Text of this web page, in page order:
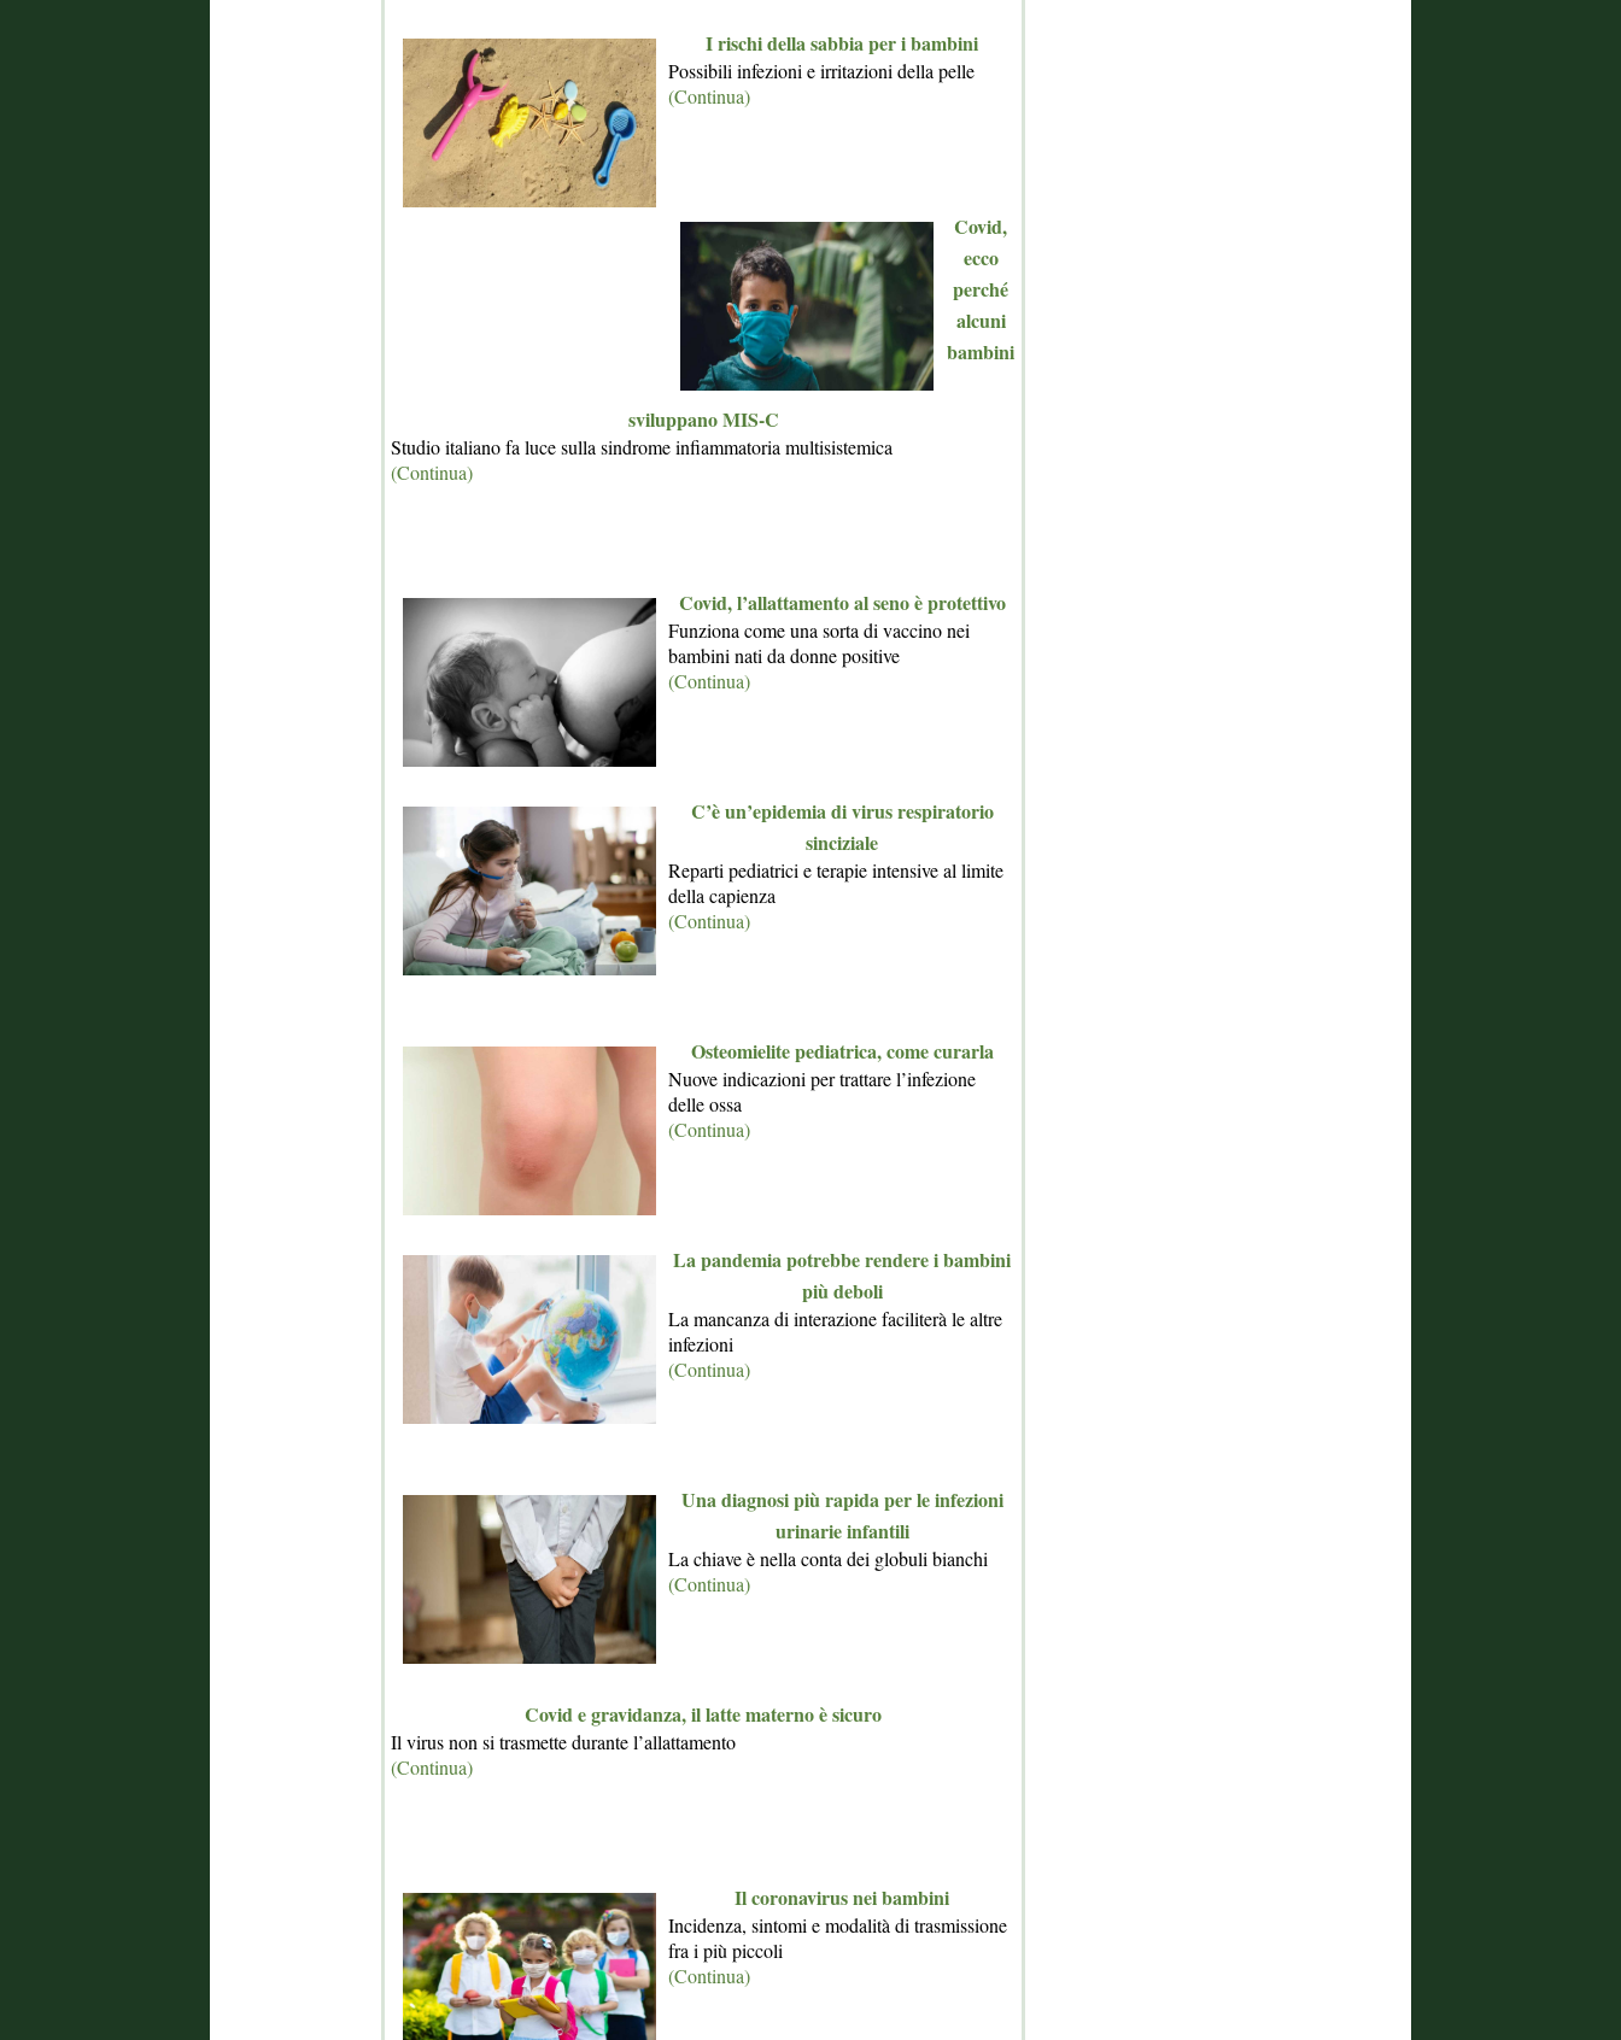
I rischi della sabbia per i bambini
Possibili infezioni e irritazioni della pelle
(Continua)
Covid,
ecco
perché
alcuni
bambini
sviluppano MIS-C
Studio italiano fa luce sulla sindrome infiammatoria multisistemica
(Continua)
Covid, l’allattamento al seno è protettivo
Funziona come una sorta di vaccino nei
bambini nati da donne positive
(Continua)
C’è un’epidemia di virus respiratorio
sinciziale
Reparti pediatrici e terapie intensive al limite
della capienza
(Continua)
Osteomielite pediatrica, come curarla
Nuove indicazioni per trattare l’infezione
delle ossa
(Continua)
La pandemia potrebbe rendere i bambini
più deboli
La mancanza di interazione faciliterà le altre
infezioni
(Continua)
Una diagnosi più rapida per le infezioni
urinarie infantili
La chiave è nella conta dei globuli bianchi
(Continua)
Covid e gravidanza, il latte materno è sicuro
Il virus non si trasmette durante l’allattamento
(Continua)
Il coronavirus nei bambini
Incidenza, sintomi e modalità di trasmissione
fra i più piccoli
(Continua)